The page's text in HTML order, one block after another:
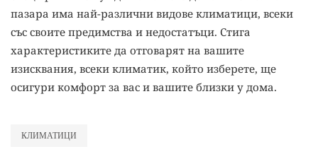
пазара има най-различни видове климатици, всеки
със своите предимства и недостатъци. Стига
характеристиките да отговарят на вашите
изисквания, всеки климатик, който изберете, ще
осигури комфорт за вас и вашите близки у дома.
КЛИМАТИЦИ